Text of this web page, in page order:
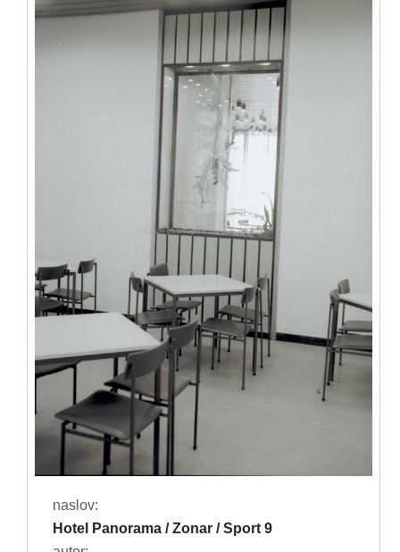
naslov:
Hotel Panorama / Zonar / Sport 9